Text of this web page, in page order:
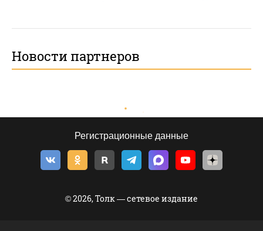
Новости партнеров
Регистрационные данные
© 2026, Толк — сетевое издание